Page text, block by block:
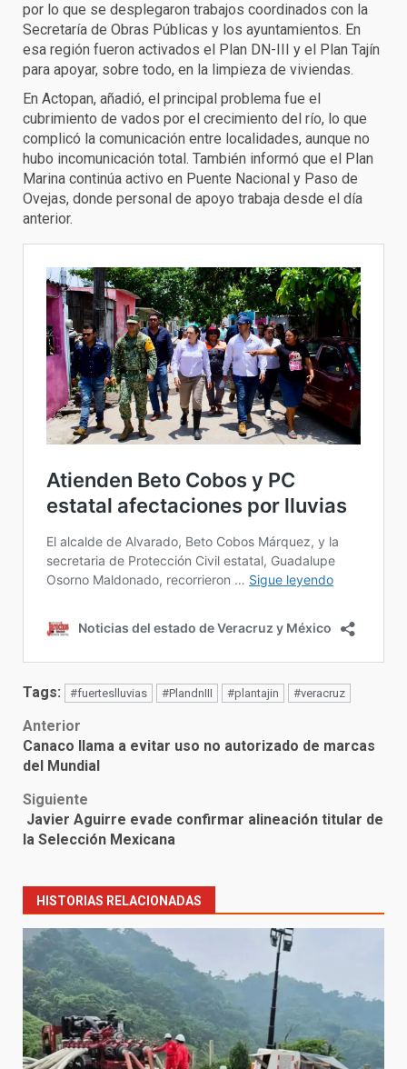
por lo que se desplegaron trabajos coordinados con la
Secretaría de Obras Públicas y los ayuntamientos. En
esa región fueron activados el Plan DN-III y el Plan Tajín
para apoyar, sobre todo, en la limpieza de viviendas.
En Actopan, añadió, el principal problema fue el
cubrimiento de vados por el crecimiento del río, lo que
complicó la comunicación entre localidades, aunque no
hubo incomunicación total. También informó que el Plan
Marina continúa activo en Puente Nacional y Paso de
Ovejas, donde personal de apoyo trabaja desde el día
anterior.
Tags: #fuerteslluvias #PlandnIII #plantajin #veracruz
Post
navigation
Anterior
Canaco llama a evitar uso no autorizado de marcas
del Mundial
Siguiente
Javier Aguirre evade confirmar alineación titular de
la Selección Mexicana
HISTORIAS RELACIONADAS